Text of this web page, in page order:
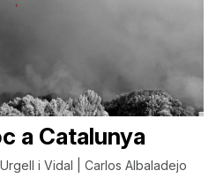
a Catalunya
i Vidal | Carlos Albaladejo